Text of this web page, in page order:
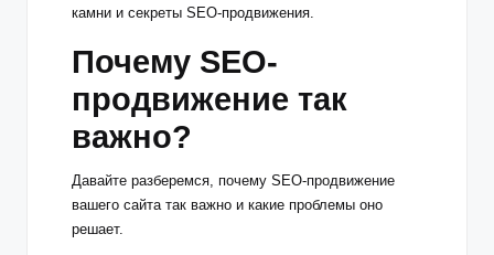
камни и секреты SEO-продвижения.
Почему SEO-
продвижение так
важно?
Давайте разберемся, почему SEO-продвижение
вашего сайта так важно и какие проблемы оно
решает.